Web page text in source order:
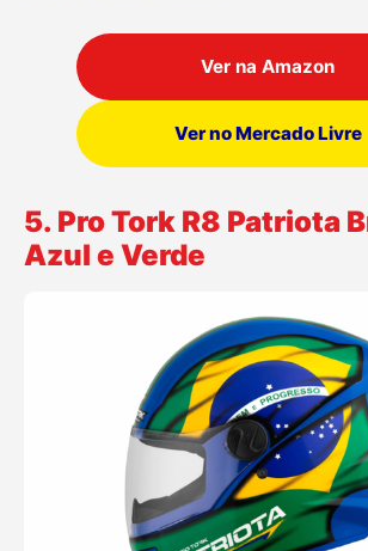
Ver na Amazon
Ver no Mercado Livre
5. Pro Tork R8 Patriota
Azul e Verde